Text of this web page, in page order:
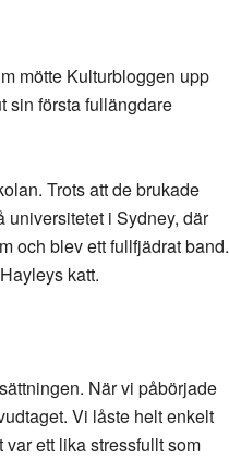
mötte Kulturbloggen upp
sin första fullängdare
Trots att de brukade
i Sydney, där
och blev ett fullfjädrat band.
katt.
När vi påbörjade
Vi låste helt enkelt
ett lika stressfullt som